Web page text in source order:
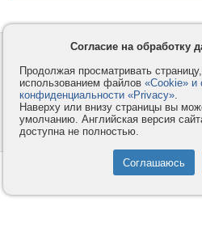
Контакты
Компания
Услуги
Как оплатить
© 2008-2026VMESTE.EU
Согласие на обработку
Продолжая просматривать
использованием файлов «Cookie» и
конфиденциальности «Privacy».
Наверху или внизу страницы вы
умолчанию. Английская версия
доступна не полностью.